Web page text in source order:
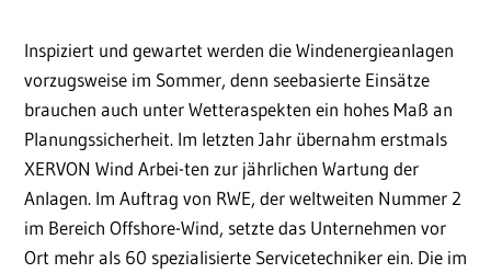
Inspiziert und gewartet werden die Windenergieanlagen
vorzugsweise im Sommer, denn seebasierte Einsätze
brauchen auch unter Wetteraspekten ein hohes Maß an
Planungssicherheit. Im letzten Jahr übernahm erstmals
XERVON Wind Arbei-ten zur jährlichen Wartung der
Anlagen. Im Auftrag von RWE, der weltweiten Nummer 2
im Bereich Offshore-Wind, setzte das Unternehmen vor
Ort mehr als 60 spezialisierte Servicetechniker ein. Die im